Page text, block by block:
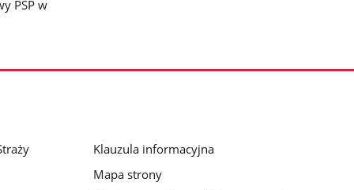
PSP w
Klauzula informacyjna
Mapa strony